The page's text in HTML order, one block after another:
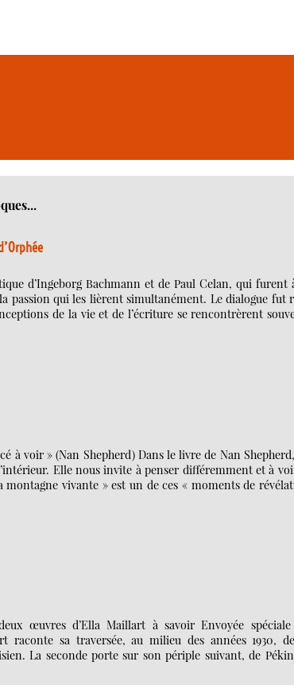
d’Ingeborg Bachmann et de Paul Celan, qui furent
passion qui les lièrent simultanément. Le dialogue fut
de la vie et de l’écriture se rencontrèrent
à voir » (Nan Shepherd) Dans le livre de Nan
Elle nous invite à penser différemment et à
montagne vivante » est un de ces « moments de
œuvres d’Ella Maillart à savoir Envoyée
sa traversée, au milieu des années 1930,
La seconde porte sur son périple suivant, de